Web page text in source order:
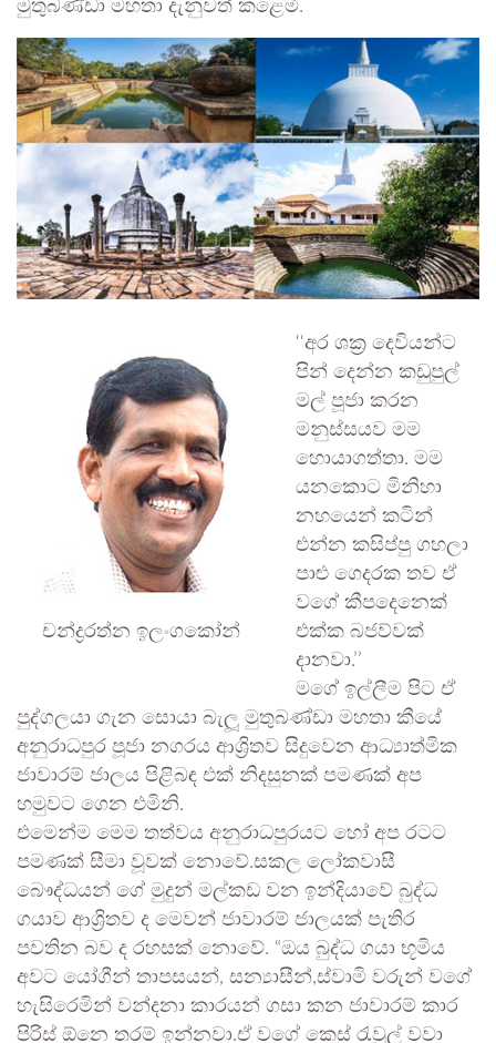
මුතුබණ්ඩා මහතා දැනුවත් කළෙමි.
චන්ද්‍රරත්න ඉලංගකෝන්
‘‘අර ශක්‍ර දෙවියන්ට
පින් දෙන්න කඩුපුල්
මල් පූජා කරන
මනුස්සයව මම
හොයාගත්තා. මම
යනකොට මිනිහා
නහයෙන් කටින්
එන්න කසිප්පු ගහලා
පාළු ගෙදරක තව ඒ
වගේ කීපදෙනෙක්
එක්ක බජව්වක්
දානවා.’’
මගේ ඉල්ලීම පිට ඒ
පුද්ගලයා ගැන සොයා බැලූ මුතුබණ්ඩා මහතා කීයේ
අනුරාධපුර පූජා නගරය ආශ්‍රිතව සිදුවෙන ආධ්‍යාත්මික
ජාවාරම් ජාලය පිළිබඳ එක් නිදසුනක් පමණක් අප
හමුවට ගෙන එමිනි.
එමෙන්ම මෙම තත්වය අනුරාධපුරයට හෝ අප රටට
පමණක් සීමා වූවක් නොවේ.සකල ලෝකවාසී
බෞද්ධයන් ගේ මුදුන් මල්කඩ වන ඉන්දියාවේ බුද්ධ
ගයාව ආශ්‍රිතව ද මෙවන් ජාවාරම් ජාලයක් පැතිර
පවතින බව ද රහසක් නොවේ. “ඔය බුද්ධ ගයා භූමිය
අවට යෝගීන් තාපසයන්, සන්‍යාසීන්,ස්වාමි වරුන් වගේ
හැසිරෙමින් වන්දනා කාරයන් ගසා කන ජාවාරම් කාර
පිරිස් ඕනෙ තරම් ඉන්නවා.ඒ වගේ කෙස් රැවුල් වවා